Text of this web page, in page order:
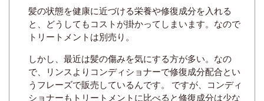
髪の状態を健康に近づける栄養や修復成分を入れる
と、どうしてもコストが掛かってしまいます。なので
トリートメントは別売り。
しかし、最近は髪の傷みを気にする方が多い。なの
で、リンスよりコンディショナーで修復成分配合とい
うフレーズで販売しているんです。 ですが、コンディ
ショナーもトリートメントに比べると修復成分は少な